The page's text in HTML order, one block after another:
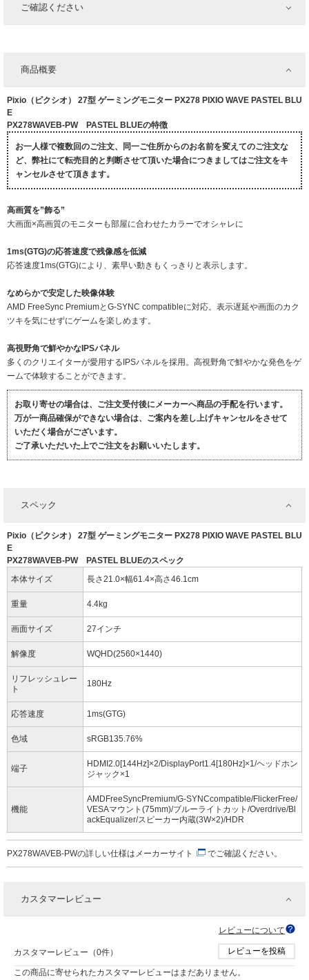
ご確認ください
商品概要
Pixio（ピクシオ） 27型 ゲーミングモニター PX278 PIXIO WAVE PASTEL BLU
E
PX278WAVEB-PW PASTEL BLUEの特徴
お一人様で複数回のご注文、同一ご住所からのお名前を変えてのご注文な
ど、弊社にて転売目的と判断させて頂いた場合につきましてはご注文をキ
ャンセルさせて頂きます。
高画質を”飾る”
大画面×高画質のモニターも部屋に合わせたカラーでオシャレに
1ms(GTG)の応答速度で残像感を低減
応答速度1ms(GTG)により、素早い動きもくっきりと表示します。
なめらかで安定した映像体験
AMD FreeSync PremiumとG-SYNC compatibleに対応。表示遅延や画面のカク
ツキを気にせずにゲームを楽しめます。
高視野角で鮮やかなIPSパネル
多くのクリエイターが愛用するIPSパネルを採用。高視野角で鮮やかな発色をゲ
ームで体験することができます。
お取り寄せの場合は、ご注文受付後にメーカーへ商品の手配を行います。
万が一商品確保ができない場合は、ご案内を差し上げキャンセルをさせて
いただく場合がございます。
ご了承いただいた上でご注文をお願いいたします。
スペック
Pixio（ピクシオ） 27型 ゲーミングモニター PX278 PIXIO WAVE PASTEL BLU
E
PX278WAVEB-PW PASTEL BLUEのスペック
本体サイズ
長さ21.0×幅61.4×高さ46.1cm
重量 4.4kg
画面サイズ 27インチ
解像度 WQHD(2560×1440)
リフレッシュレー
ト
180Hz
応答速度 1ms(GTG)
色域 sRGB135.76%
端子
HDMI2.0[144Hz]×2/DisplayPort1.4[180Hz]×1/ヘッドホン
ジャック×1
機能
AMDFreeSyncPremium/G-SYNCcompatible/FlickerFree/
VESAマウント(75mm)/ブルーライトカット/Overdrive/Bl
ackEqualizer/スピーカー内蔵(3W×2)/HDR
PX278WAVEB-PWの詳しい仕様は メーカーサイト でご確認ください。
カスタマーレビュー
レビューについて
カスタマーレビュー（0件） レビューを投稿
この商品に寄せられたカスタマーレビューはまだありません。